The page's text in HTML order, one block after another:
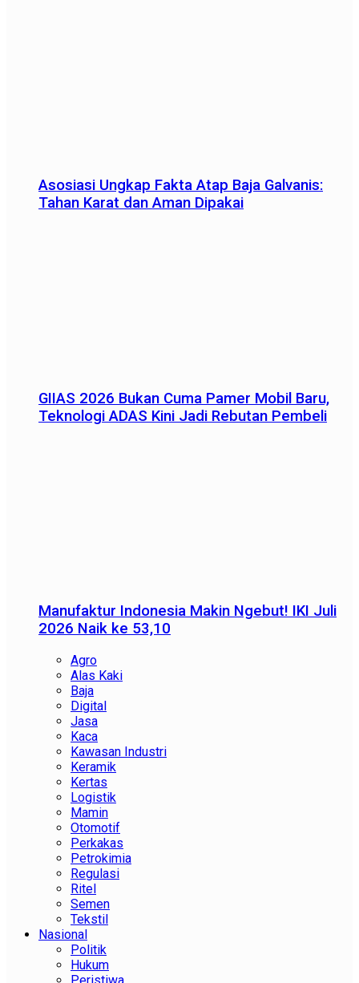
Asosiasi Ungkap Fakta Atap Baja Galvanis:
Tahan Karat dan Aman Dipakai
GIIAS 2026 Bukan Cuma Pamer Mobil Baru,
Teknologi ADAS Kini Jadi Rebutan Pembeli
Manufaktur Indonesia Makin Ngebut! IKI Juli
2026 Naik ke 53,10
Agro
Alas Kaki
Baja
Digital
Jasa
Kaca
Kawasan Industri
Keramik
Kertas
Logistik
Mamin
Otomotif
Perkakas
Petrokimia
Regulasi
Ritel
Semen
Tekstil
Nasional
Politik
Hukum